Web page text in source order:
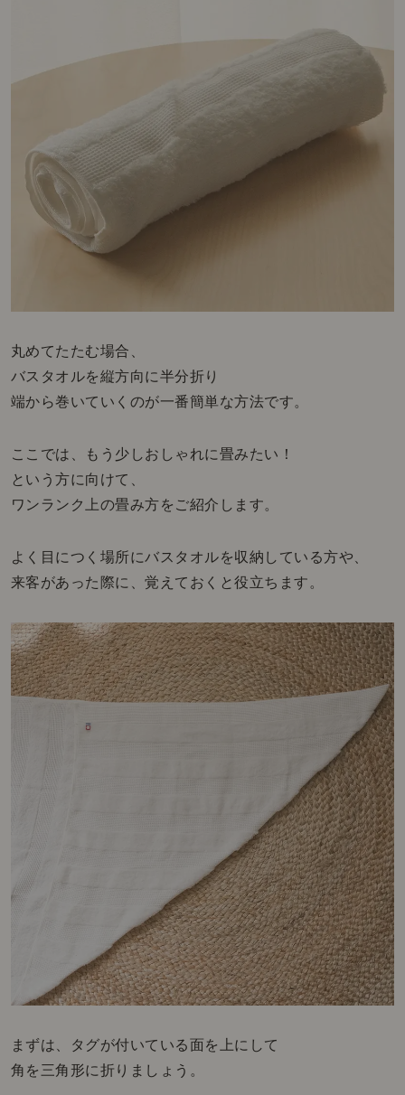
丸めてたたむ場合、
バスタオルを縦方向に半分折り
端から巻いていくのが一番簡単な方法です。
ここでは、もう少しおしゃれに畳みたい！
という方に向けて、
ワンランク上の畳み方をご紹介します。
よく目につく場所にバスタオルを収納している方や、
来客があった際に、覚えておくと役立ちます。
まずは、タグが付いている面を上にして
角を三角形に折りましょう。